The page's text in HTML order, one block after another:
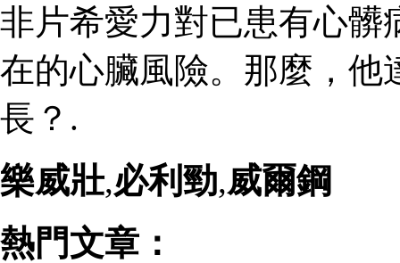
非片希愛力對已患有心髒
在的心臟風險。那麼，他
長？.
樂威壯,必利勁,威爾鋼
熱門文章：